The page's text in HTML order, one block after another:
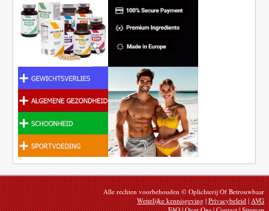
Alle rechten voorbehouden © Oplichterij Of Betrouwbaar
Wettelijke kennisgeving|Privacybeleid|AVG